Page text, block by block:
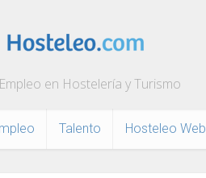
en Hostelería y Turismo
Talento Hosteleo Web